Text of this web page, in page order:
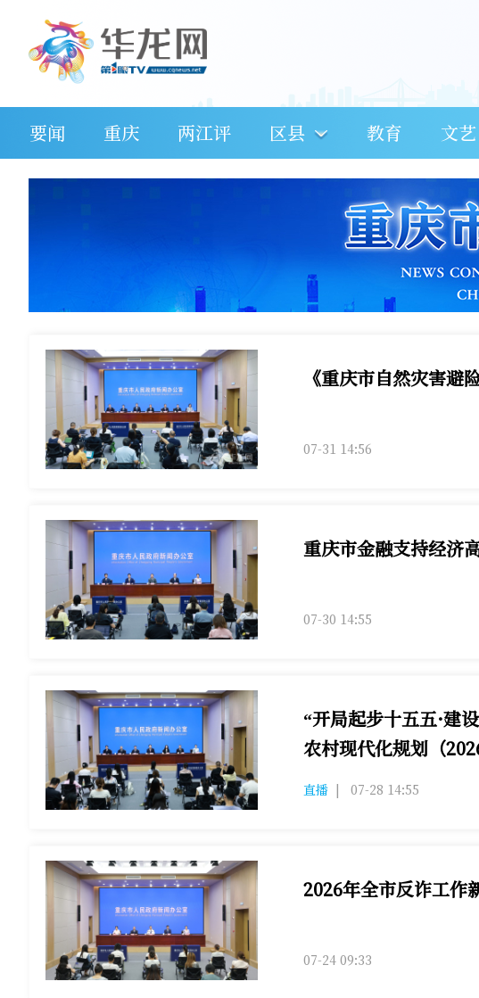
要闻 重庆 两江评 区县 教育 文艺
《重庆市自然灾害避
《重庆市自然灾害避险人
07-31 14:56
重庆市金融支持经济
重庆市金融支持经济高质
07-30 14:55
“开局起步十五五·建
农村现代化规划（
7月28日（星期二）下午
直播 | 07-28 14:55
2026年全市反诈工作
2026年全市反诈工作新闻
07-24 09:33